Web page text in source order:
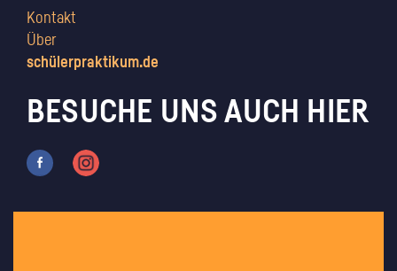
Kontakt
Über
schülerpraktikum.de
BESUCHE UNS AUCH HIER